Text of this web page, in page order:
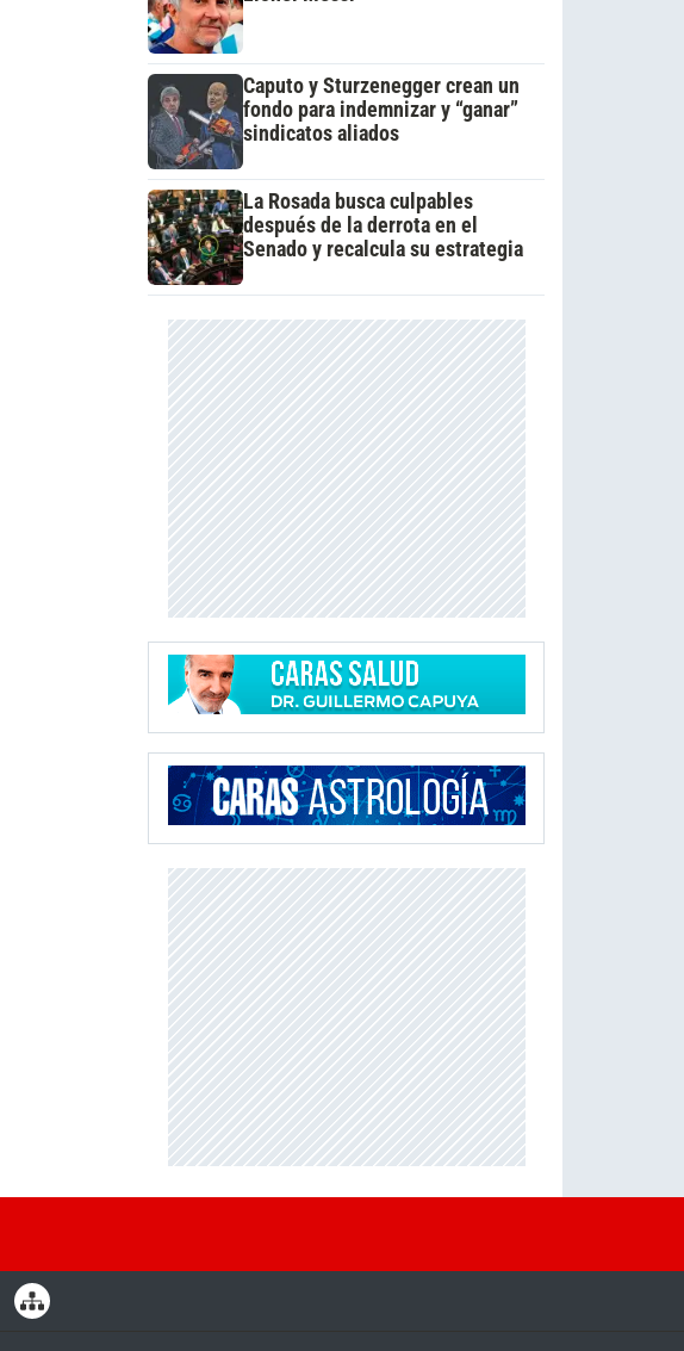
Caputo y Sturzenegger crean un
fondo para indemnizar y “ganar”
sindicatos aliados
La Rosada busca culpables
después de la derrota en el
Senado y recalcula su estrategia